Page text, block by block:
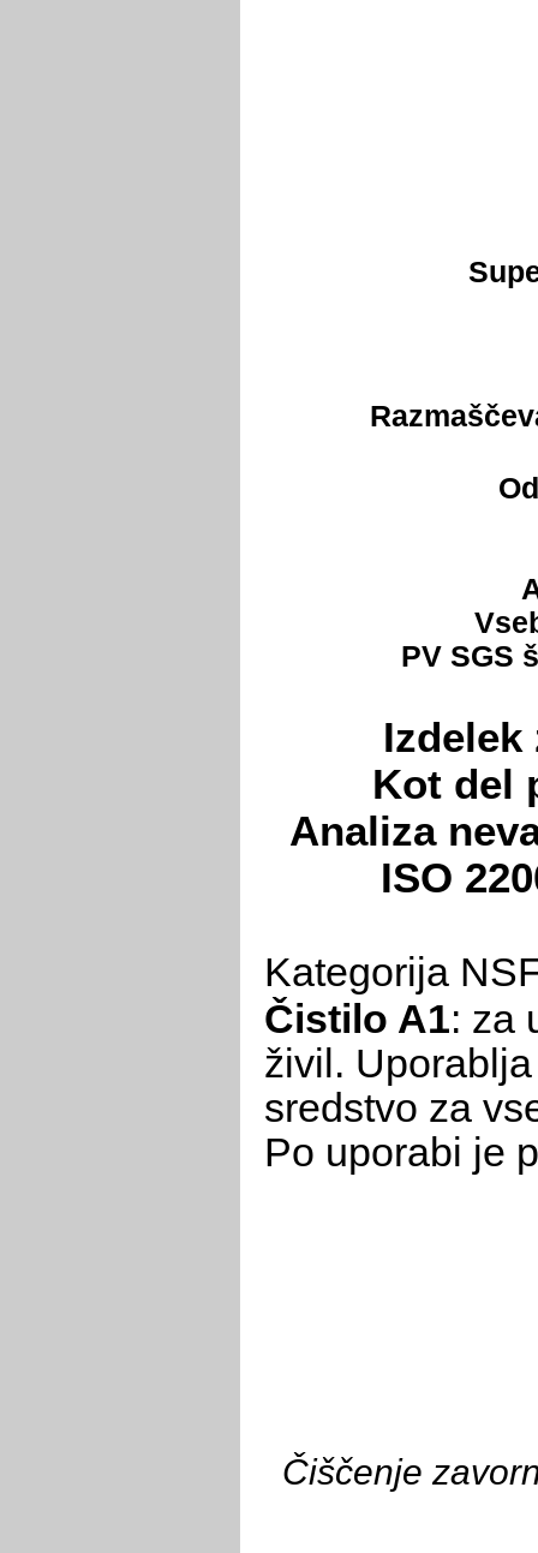
PV SGS
Kot del
Analiza
ISO
Kategorija
Čistilo A1: za
živil.
sredstvo za
Po uporabi je
Čiščenje